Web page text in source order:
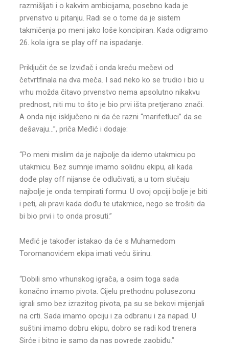
razmišljati i o kakvim ambicijama, posebno kada je
prvenstvo u pitanju. Radi se o tome da je sistem
takmičenja po meni jako loše koncipiran. Kada odigramo
26. kola igra se play off na ispadanje.
Priključit će se Izviđač i onda kreću mečevi od
četvrtfinala na dva meča. I sad neko ko se trudio i bio u
vrhu možda čitavo prvenstvo nema apsolutno nikakvu
prednost, niti mu to što je bio prvi išta pretjerano znači.
A onda nije isključeno ni da će razni “marifetluci” da se
dešavaju…”, priča Međić i dodaje:
“Po meni mislim da je najbolje da idemo utakmicu po
utakmicu. Bez sumnje imamo solidnu ekipu, ali kada
dođe play off nijanse će odlučivati, a u tom slučaju
najbolje je onda tempirati formu. U ovoj opciji bolje je biti
i peti, ali pravi kada dođu te utakmice, nego se trošiti da
bi bio prvi i to onda prosuti.”
Međić je također istakao da će s Muhamedom
Toromanovićem ekipa imati veću širinu.
“Dobili smo vrhunskog igrača, a osim toga sada
konačno imamo pivota. Cijelu prethodnu polusezonu
igrali smo bez izrazitog pivota, pa su se bekovi mijenjali
na crti. Sada imamo opciju i za odbranu i za napad. U
suštini imamo dobru ekipu, dobro se radi kod trenera
Sirće i bitno je samo da nas povrede zaobiđu.”